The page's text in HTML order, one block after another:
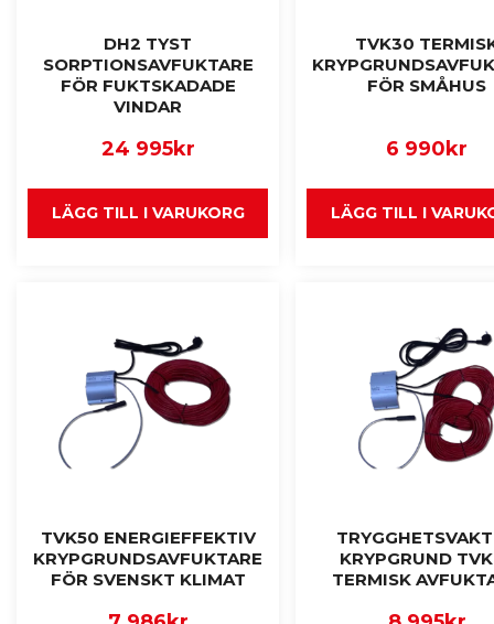
DH2 TYST
SORPTIONSAVFUKTARE
FÖR FUKTSKADADE
VINDAR
24 995kr
LÄGG TILL I VARUKORG
TVK30
FÖR SMÅHUS
6 990kr
LÄGG TILL I
TVK50 ENERGIEFFEKTIV
KRYPGRUNDSAVFUKTARE
FÖR SVENSKT KLIMAT
KRYPGRUND
TERMISK